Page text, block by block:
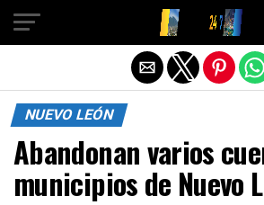
NUEVO LEÓN
Abandonan varios
municipios de Nuevo
Salir de la versión